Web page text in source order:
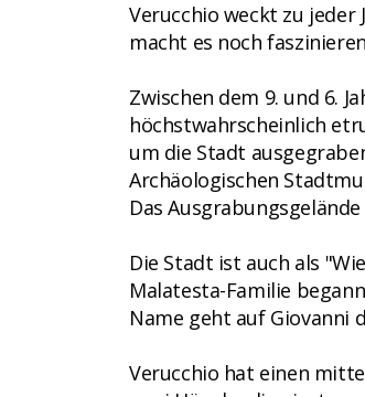
Verucchio weckt zu
macht es noch
Zwischen dem 9. und 6.
höchstwahrscheinlich
um die Stadt
Archäologischen
Das
Die Stadt ist auch als
Malatesta-Familie
Name geht auf Giovanni
Verucchio hat einen